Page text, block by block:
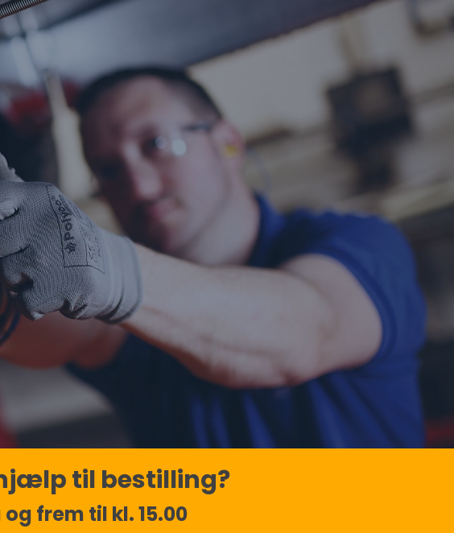
til bestilling?
frem til kl. 15.00